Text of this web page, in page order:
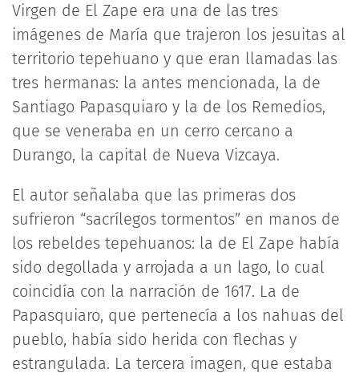
Virgen de El Zape era una de las tres
imágenes de María que trajeron los jesuitas al
territorio tepehuano y que eran llamadas las
tres hermanas: la antes mencionada, la de
Santiago Papasquiaro y la de los Remedios,
que se veneraba en un cerro cercano a
Durango, la capital de Nueva Vizcaya.
El autor señalaba que las primeras dos
sufrieron “sacrílegos tormentos” en manos de
los rebeldes tepehuanos: la de El Zape había
sido degollada y arrojada a un lago, lo cual
coincidía con la narración de 1617. La de
Papasquiaro, que pertenecía a los nahuas del
pueblo, había sido herida con flechas y
estrangulada. La tercera imagen, que estaba